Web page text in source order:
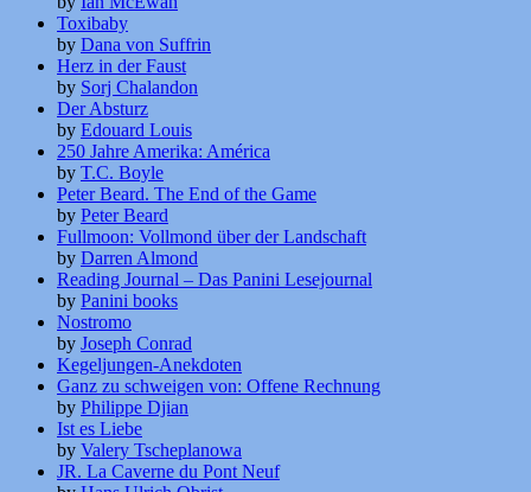
Toxibaby
by Dana von Suffrin
Herz in der Faust
by Sorj Chalandon
Der Absturz
by Edouard Louis
250 Jahre Amerika: América
by T.C. Boyle
Peter Beard. The End of the Game
by Peter Beard
Fullmoon: Vollmond über der Landschaft
by Darren Almond
Reading Journal – Das Panini Lesejournal
by Panini books
Nostromo
by Joseph Conrad
Kegeljungen-Anekdoten
Ganz zu schweigen von: Offene Rechnung
by Philippe Djian
Ist es Liebe
by Valery Tscheplanowa
JR. La Caverne du Pont Neuf